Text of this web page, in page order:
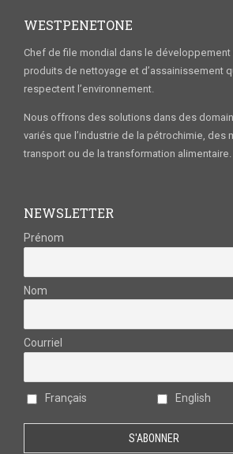
WESTPENETONE
Chef de file mondial dans le développement
produits de nettoyage et d’assainissement
respectent l’environnement.
Nous offrons des solutions dans des
variés que l’industrie de la pétrochimie, des
transport ou de la transformation alimentaire.
NEWSLETTER
Prénom
Nom
Courriel
Français English